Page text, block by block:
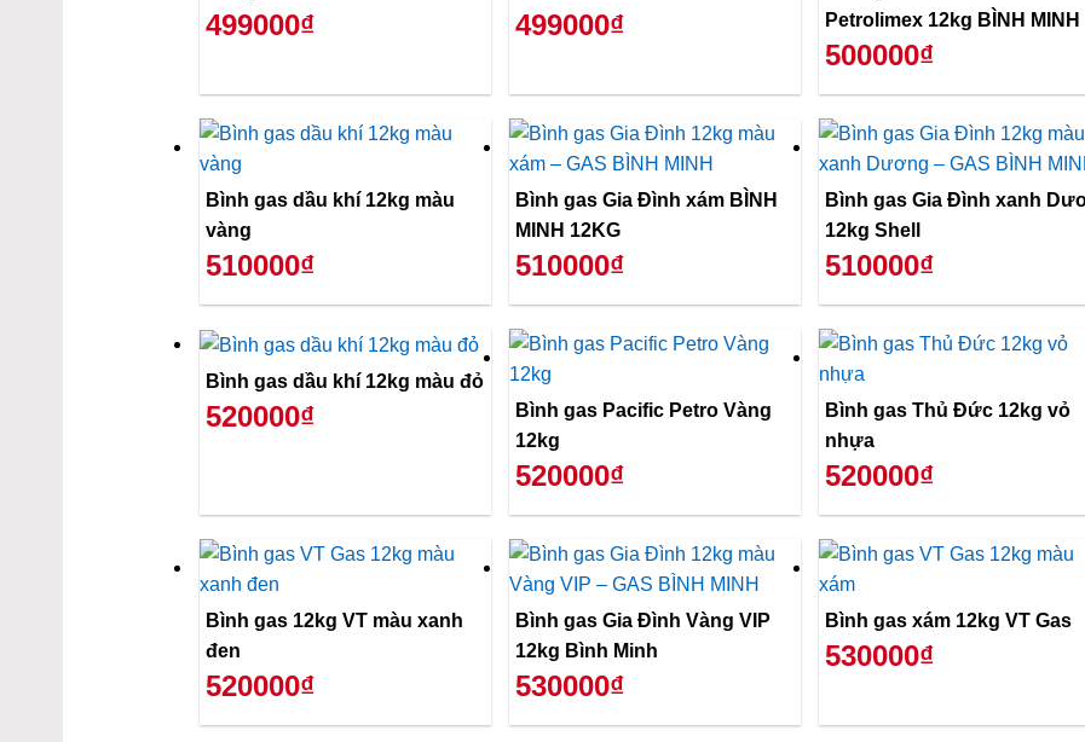
499000₫ 499000₫
Petrolimex 12kg BÌNH MINH
500000₫
Bình gas dầu khí 12kg màu
vàng
510000₫
Bình gas Gia Đình xám BÌNH
MINH 12KG
510000₫
Bình gas Gia Đình xanh
12kg Shell
510000₫
Bình gas dầu khí 12kg màu đỏ
520000₫
Bình gas Pacific Petro Vàng
12kg
520000₫
Bình gas Thủ Đức 12kg vỏ
nhựa
520000₫
Bình gas 12kg VT màu xanh
đen
520000₫
Bình gas Gia Đình Vàng VIP
12kg Bình Minh
530000₫
Bình gas xám 12kg VT Gas
530000₫